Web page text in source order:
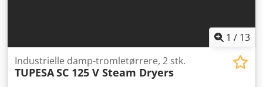
1 / 13
Industrielle damp-tromletørrere, 2 stk.
TUPESASC 125 V Steam Dryers